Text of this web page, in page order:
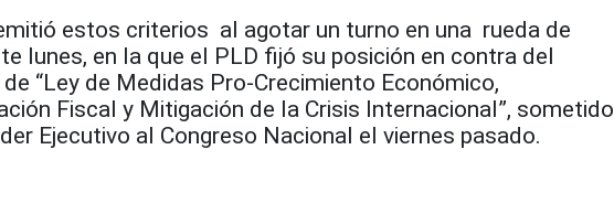
estos criterios al agotar un turno en una rueda de
lunes, en la que el PLD fijó su posición en contra del
“Ley de Medidas Pro-Crecimiento Económico,
Fiscal y Mitigación de la Crisis Internacional”, sometido
Ejecutivo al Congreso Nacional el viernes pasado.